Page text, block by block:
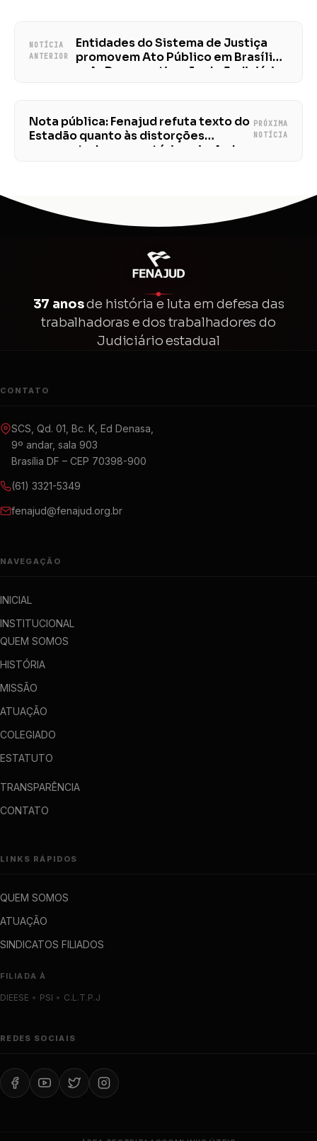
NOTÍCIA
ANTERIOR
Entidades do Sistema de Justiça
promovem Ato Público em Brasília
pela Democratização do Judiciário,
Nota pública: Fenajud refuta texto do
Estadão quanto às distorções
apresentadas em matéria veiculada
PRÓXIMA
NOTÍCIA
37 anosde história e luta em defesa das
trabalhadoras e dos trabalhadores do
Judiciário estadual
CONTATO
SCS, Qd. 01, Bc. K, Ed Denasa,
9º andar, sala 903
Brasília DF – CEP 70398-900
(61) 3321-5349
fenajud@fenajud.org.br
NAVEGAÇÃO
INICIAL
INSTITUCIONAL
QUEM SOMOS
HISTÓRIA
MISSÃO
ATUAÇÃO
COLEGIADO
ESTATUTO
TRANSPARÊNCIA
CONTATO
LINKS RÁPIDOS
QUEM SOMOS
ATUAÇÃO
SINDICATOS FILIADOS
FILIADA À
DIEESE • PSI • C.L.T.P.J
REDES SOCIAIS